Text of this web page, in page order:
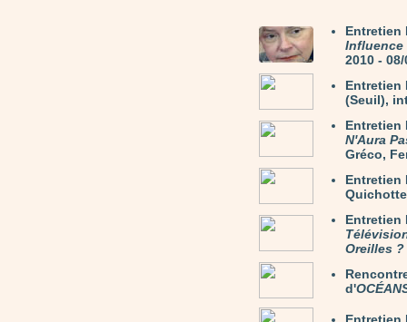
Entretien
Influence
2010 -
Entretien
(Seuil),
Entretien
N'Aura
Gréco,
Entretien
Entretien
Oreilles ?
d'